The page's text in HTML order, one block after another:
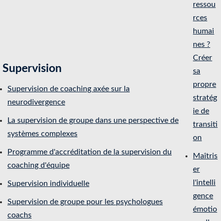
Supervision
Supervision de coaching axée sur la
neurodivergence
La supervision de groupe dans une perspective de
systèmes complexes
Programme d'accréditation de la supervision du
coaching d'équipe
Supervision individuelle
Supervision de groupe pour les psychologues
coachs
ressou
rces
humai
nes ?
Créer
sa
propre
stratég
ie de
transiti
on
Maîtris
er
l'intelli
gence
émotio